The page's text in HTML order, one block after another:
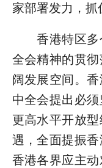
家部署发力，抓
香港特区多
全会精神的贯
阔发展空间。
中全会提出必
更高水平开放
遇，全面提振香
香港各界应主